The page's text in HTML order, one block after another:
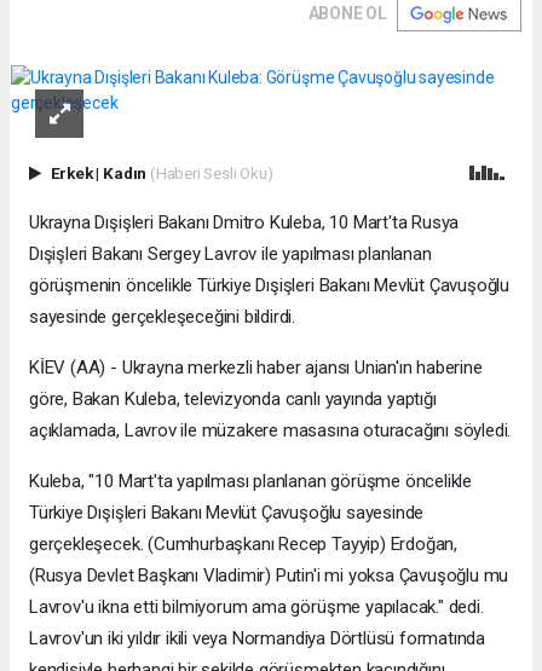
ABONE OL
Erkek| Kadın (Haberi Sesli Oku)
Ukrayna Dışişleri Bakanı Dmitro Kuleba, 10 Mart'ta Rusya
Dışişleri Bakanı Sergey Lavrov ile yapılması planlanan
görüşmenin öncelikle Türkiye Dışişleri Bakanı Mevlüt Çavuşoğlu
sayesinde gerçekleşeceğini bildirdi.
KİEV (AA) - Ukrayna merkezli haber ajansı Unian'ın haberine
göre, Bakan Kuleba, televizyonda canlı yayında yaptığı
açıklamada, Lavrov ile müzakere masasına oturacağını söyledi.
Kuleba, "10 Mart'ta yapılması planlanan görüşme öncelikle
Türkiye Dışişleri Bakanı Mevlüt Çavuşoğlu sayesinde
gerçekleşecek. (Cumhurbaşkanı Recep Tayyip) Erdoğan,
(Rusya Devlet Başkanı Vladimir) Putin'i mi yoksa Çavuşoğlu mu
Lavrov'u ikna etti bilmiyorum ama görüşme yapılacak." dedi.
Lavrov'un iki yıldır ikili veya Normandiya Dörtlüsü formatında